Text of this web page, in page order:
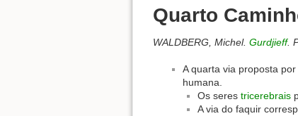
Quarto
WALDBERG, Michel. Gurdjieff.
A quarta via proposta por
humana.
Os seres tricerebrais
A via do faquir